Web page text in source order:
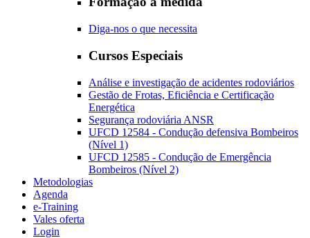
Diga-nos o que necessita
Cursos Especiais
Análise e investigação de acidentes rodoviários
Gestão de Frotas, Eficiência e Certificação
Energética
Segurança rodoviária ANSR
UFCD 12584 - Condução defensiva Bombeiros
(Nível 1)
UFCD 12585 - Condução de Emergência
Bombeiros (Nível 2)
Metodologias
Agenda
e-Training
Vales oferta
Login